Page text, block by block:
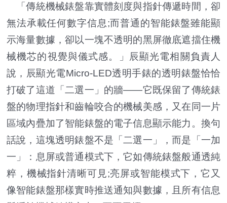
「傳統機械錶盤靠實體刻度與指針傳遞時間，卻
無法承載任何數字信息;而普通的智能錶盤雖能顯
示海量數據，卻以一塊不透明的黑屏徹底遮擋住機
械機芯的視覺與儀式感。」辰顯光電相關負責人
說，辰顯光電Micro-LED透明手錶的透明錶盤恰恰
打破了這道「二選一」的牆——它既保留了傳統錶
盤的物理指針和齒輪咬合的機械美感，又在同一片
區域內疊加了智能錶盤的電子信息顯示能力。換句
話說，這塊透明錶盤不是「二選一」，而是「一加
一」：息屏或普通模式下，它如傳統錶盤般通透純
粹，機械指針清晰可見;亮屏或智能模式下，它又
像智能錶盤那樣實時推送通知與數據，且所有信息